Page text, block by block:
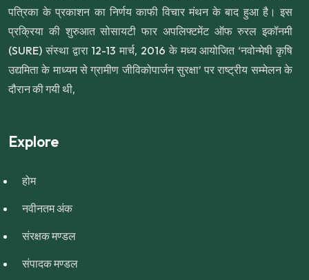
पत्रिका के प्रकाशन का निर्णय काफी विचार मंथन के बाद हुआ है। इस
प्रक्रिया की शुरुआत सोसायटी फार अपलिफ्टमेंट ऑफ रुरल इकॉनमी
(SURE) संस्था द्वारा 12-13 मार्च, 2016 के मध्य आयोजित ‘नवोन्मेषी कृषि
उद्यमिता के माध्यम से ग्रामीण जीविकोपार्जन सुरक्षा’ पर राष्ट्रीय सम्मेलन के
दौरान की गयी थी,
Explore
होम
नवीनतम अंक
संरक्षक मण्डल
संपादक मण्डल